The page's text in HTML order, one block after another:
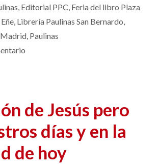
, Editorial PPC, Feria del libro Plaza
, Librería Paulinas San Bernardo,
Madrid, Paulinas
de Jesús pero
días y en la
de hoy